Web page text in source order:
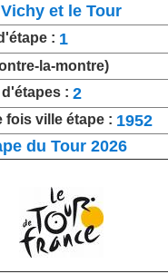
Vichy et le Tour
: 1
la-montre)
: 2
fois ville étape : 1952
du Tour 2026